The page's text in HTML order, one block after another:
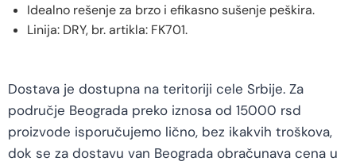
Idealno rešenje za brzo i efikasno sušenje peškira.
Linija: DRY, br. artikla: FK701.
Dostava je dostupna na teritoriji cele Srbije. Za
područje Beograda preko iznosa od 15000 rsd
proizvode isporučujemo lično, bez ikakvih troškova,
dok se za dostavu van Beograda obračunava cena u